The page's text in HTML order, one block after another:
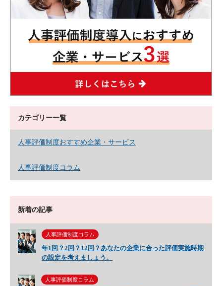
カテゴリー一覧
人事評価制度おすすめ企業・サービス
人事評価制度コラム
新着の記事
人事評価制度コラム
年1回？2回？12回？あなたの企業に合った評価実施時期
の設定を考えましょう。
人事評価制度コラム